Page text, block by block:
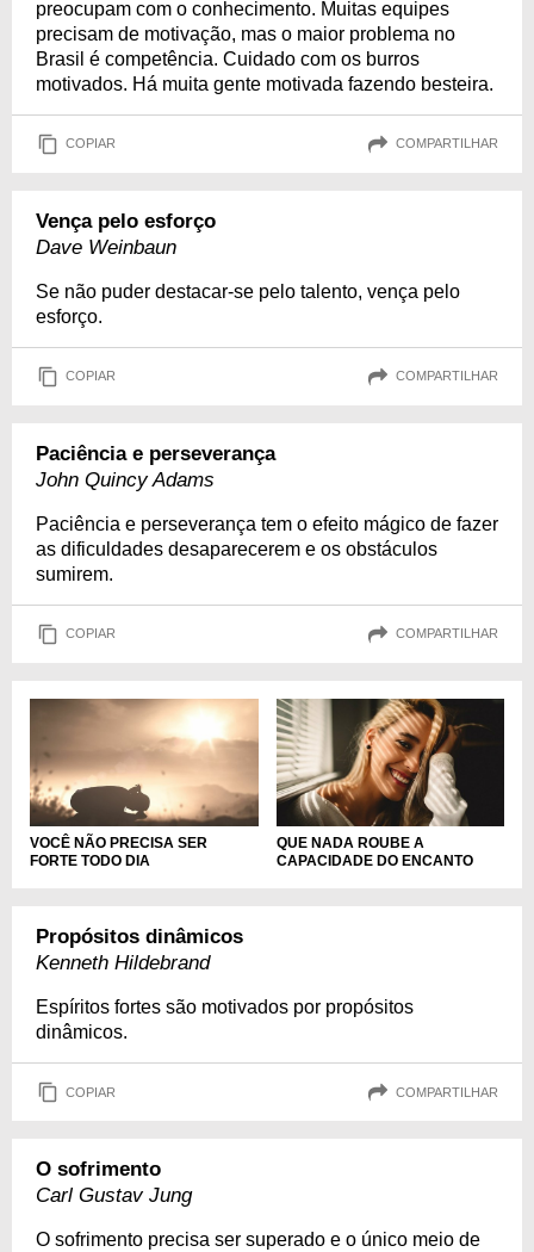
preocupam com o conhecimento. Muitas equipes
precisam de motivação, mas o maior problema no
Brasil é competência. Cuidado com os burros
motivados. Há muita gente motivada fazendo besteira.
COPIAR COMPARTILHAR
Vença pelo esforço
Dave Weinbaun
Se não puder destacar-se pelo talento, vença pelo
esforço.
COPIAR COMPARTILHAR
Paciência e perseverança
John Quincy Adams
Paciência e perseverança tem o efeito mágico de fazer
as dificuldades desaparecerem e os obstáculos
sumirem.
COPIAR COMPARTILHAR
VOCÊ NÃO PRECISA SER
FORTE TODO DIA
QUE NADA ROUBE A
CAPACIDADE DO ENCANTO
Propósitos dinâmicos
Kenneth Hildebrand
Espíritos fortes são motivados por propósitos
dinâmicos.
COPIAR COMPARTILHAR
O sofrimento
Carl Gustav Jung
O sofrimento precisa ser superado e o único meio de